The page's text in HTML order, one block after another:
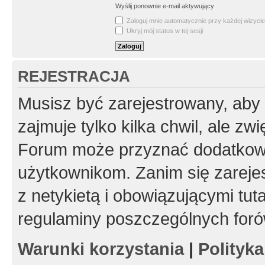
Wyślij ponownie e-mail aktywujący
Zaloguj mnie automatycznie przy każdej wizycie
Ukryj mój status w tej sesji
REJESTRACJA
Musisz być zarejestrowany,
zajmuje tylko kilka chwil, ale
Forum może przyznać
użytkownikom. Zanim się
z netykietą i obowiązującymi
regulaminy poszczególnych
Warunki korzystania|